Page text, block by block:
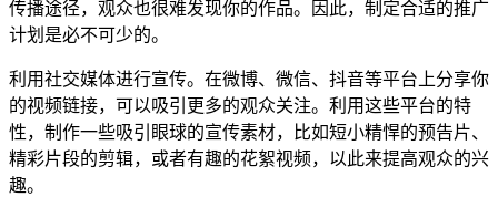
传播途径，观众也很难发现你的作品。因此，制定合适的推广
计划是必不可少的。
利用社交媒体进行宣传。在微博、微信、抖音等平台上分享你
的视频链接，可以吸引更多的观众关注。利用这些平台的特
性，制作一些吸引眼球的宣传素材，比如短小精悍的预告片、
精彩片段的剪辑，或者有趣的花絮视频，以此来提高观众的兴
趣。